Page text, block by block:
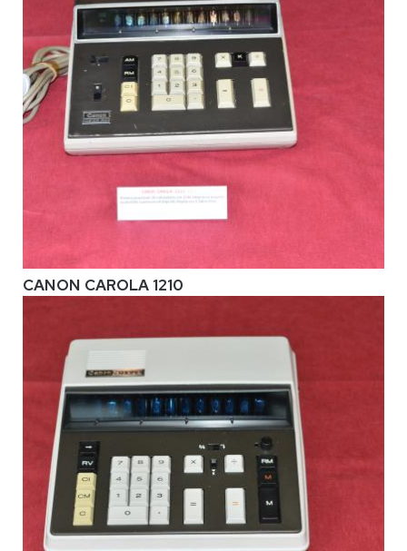
CANON CAROLA 1210